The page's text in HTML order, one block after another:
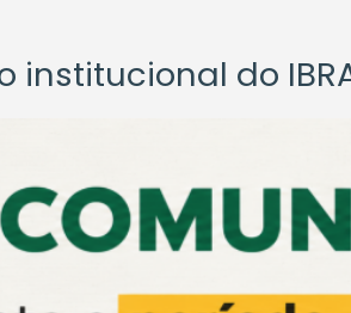
institucional do